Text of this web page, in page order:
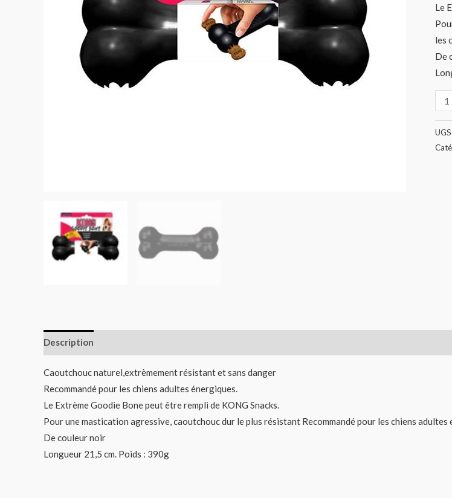
Le
les
De
Description
Caoutchouc naturel,extrèmement résistant et sans danger
Recommandé pour les chiens adultes énergiques.
Le Extrème Goodie Bone peut être rempli de KONG Snacks.
Pour une mastication agressive, caoutchouc dur le plus résistant Recommandé pour les chiens adultes
De couleur noir
Longueur 21,5 cm. Poids : 390g